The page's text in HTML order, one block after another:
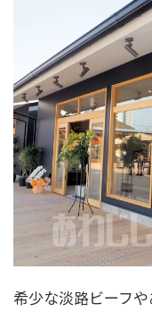
希少な淡路ビーフ